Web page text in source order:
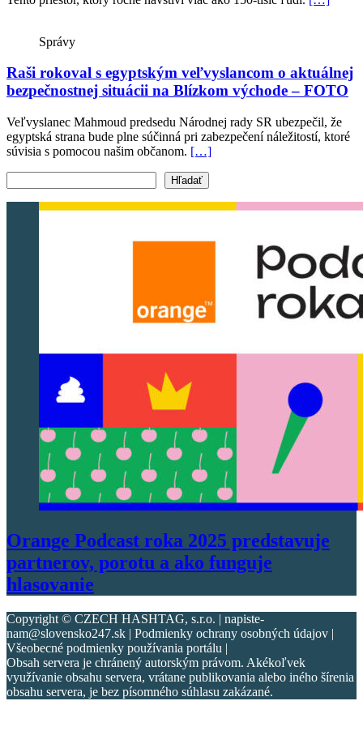
Správy
Raši rokoval s egyptským veľvyslancom o aktuálnej
bezpečnostnej situácii na Blízkom východe – FOTO
Veľvyslanec Mahmoud predsedu Národnej rady SR ubezpečil, že
egyptská strana bude plne súčinná pri zabezpečení náležitostí, ktoré
súvisia s pomocou našim občanom. […]
Hľadať
Orange Podcast roka 2025 predstavuje
partnerov, porotu a ako funguje
hlasovanie
Copyright © CZECH HASHTAG, s.r.o. | napiste-
nam@slovensko247.sk | Podmienky ochrany osobných údajov |
Všeobecné podmienky používania portálu |
Obsah servera je chránený autorským právom. Akékoľvek
využívanie obsahu servera, vrátane publikovania alebo iného šírenia
obsahu servera, je bez písomného súhlasu zakázané.